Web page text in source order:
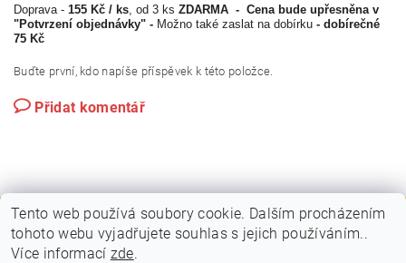
Doprava - 155 Kč / ks, od 3 ks ZDARMA - Cena bude upřesněna v
"Potvrzení objednávky" - Možno také zaslat na dobírku - dobírečné
75 Kč
Buďte první, kdo napíše příspěvek k této položce.
Přidat komentář
PLAKÁTOVÉ RÁMY A KLAPRÁMY | VITRÍNY A NÁSTĚNKY |
STOJANY A POUTAČE
Tento web používá soubory cookie. Dalším procházením
tohoto webu vyjadřujete souhlas s jejich používáním..
Více informací zde.